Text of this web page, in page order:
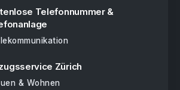
Telefonnummer &
Zürich
& Wohnen